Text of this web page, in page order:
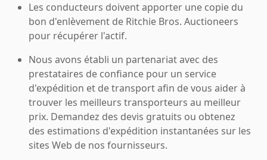
Les conducteurs doivent apporter une copie du
bon d'enlèvement de Ritchie Bros. Auctioneers
pour récupérer l'actif.
Nous avons établi un partenariat avec des
prestataires de confiance pour un service
d'expédition et de transport afin de vous aider à
trouver les meilleurs transporteurs au meilleur
prix. Demandez des devis gratuits ou obtenez
des estimations d'expédition instantanées sur les
sites Web de nos fournisseurs.